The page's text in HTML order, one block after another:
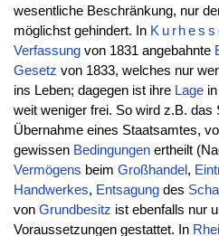
wesentliche Beschränkung, nur
möglichst gehindert. In
Verfassungvon 1831 angebahnte
Gesetz von 1833, welches nur
ins Leben; dagegen ist ihre Lagein
weit weniger frei. So wird z.B. das
Übernahme eines Staatsamtes,
gewissen Bedingungenertheilt
Vermögens beim Großhandel ,
Handwerkes, Entsagungdes
von Grundbesitz ist ebenfalls nur
Voraussetzungen gestattet. In